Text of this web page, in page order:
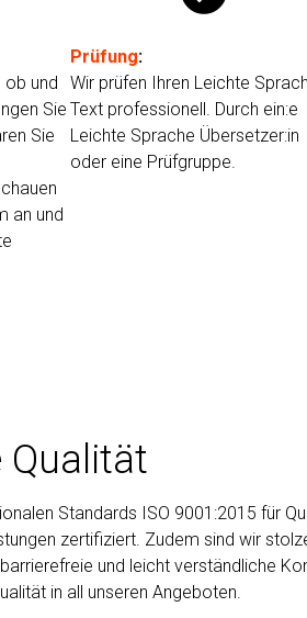
ob und
Sie
Sie
an und
Prüfung:
Wir prüfen Ihren Leichte
Text professionell. Durch ein:e
Leichte Sprache Übersetzer:in
oder eine Prüfgruppe.
Standards ISO 9001:2015 für
zertifiziert. Zudem sind wir
und leicht verständliche
in all unseren Angeboten.